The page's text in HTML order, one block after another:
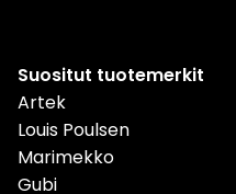
Suositut tuotemerkit
Artek
Louis Poulsen
Marimekko
Gubi